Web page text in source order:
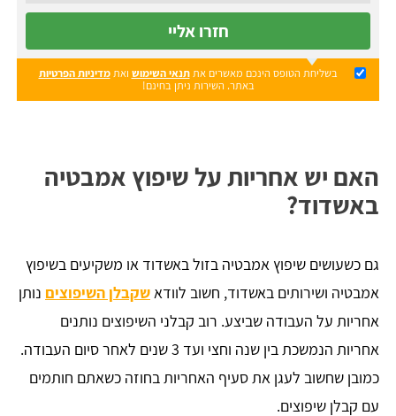
חזרו אליי
בשליחת הטופס הינכם מאשרים אתתנאי השימוש ואתמדיניות הפרטיות
באתר. השירות ניתן בחינם!
האם יש אחריות על שיפוץ אמבטיה
באשדוד?
גם כשעושים שיפוץ אמבטיה בזול באשדוד או משקיעים בשיפוץ
אמבטיה ושירותים באשדוד, חשוב לוודאשקבלן השיפוצים נותן
אחריות על העבודה שביצע. רוב קבלני השיפוצים נותנים
אחריות הנמשכת בין שנה וחצי ועד 3 שנים לאחר סיום העבודה.
כמובן שחשוב לעגן את סעיף האחריות בחוזה כשאתם חותמים
עם קבלן שיפוצים.